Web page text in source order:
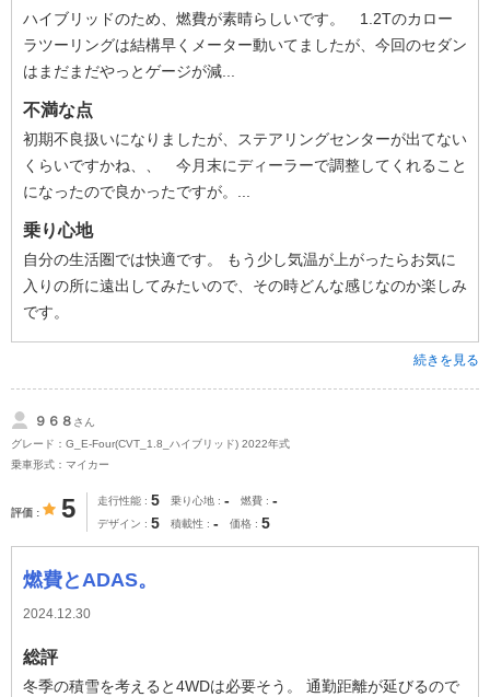
ハイブリッドのため、燃費が素晴らしいです。 1.2Tのカロー
ラツーリングは結構早くメーター動いてましたが、今回のセダン
はまだまだやっとゲージが減...
不満な点
初期不良扱いになりましたが、ステアリングセンターが出てない
くらいですかね、、 今月末にディーラーで調整してくれること
になったので良かったですが。...
乗り心地
自分の生活圏では快適です。 もう少し気温が上がったらお気に
入りの所に遠出してみたいので、その時どんな感じなのか楽しみ
です。
続きを見る
９６８ さん
グレード：G_E-Four(CVT_1.8_ハイブリッド) 2022年式
乗車形式：マイカー
評価 5 走行性能 5 乗り心地 - 燃費 -
デザイン 5 積載性 - 価格 5
燃費とADAS。
2024.12.30
総評
冬季の積雪を考えると4WDは必要そう。 通勤距離が延びるので